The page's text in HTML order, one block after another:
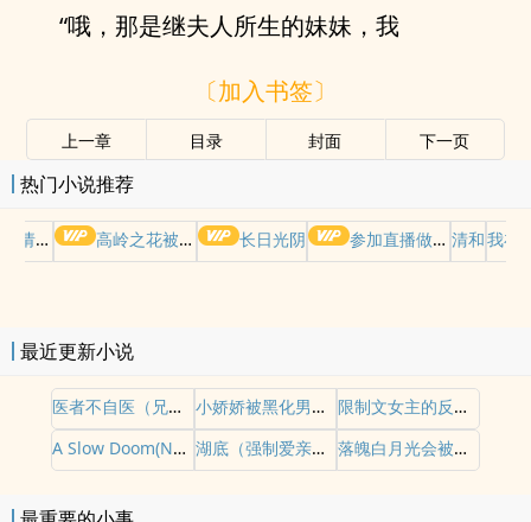
“哦，那是继夫人所生的妹妹，我
〔加入书签〕
上一章 目录 封面 下一页
热门小说推荐
摆好 高岭之花被权贵轮了后 长日光阴 参加直播做爱综艺后我火了(NPH) 清和我在
最近更新小说
医者不自医（兄妹1v1） 小娇娇被黑化男主强制爱合集
限制文女主的反制（纯百）
A Slow Doom(NP 兽人 强制)
湖底（强制爱亲父女） 落魄白月光会被饿狼分食的哦（古言np）